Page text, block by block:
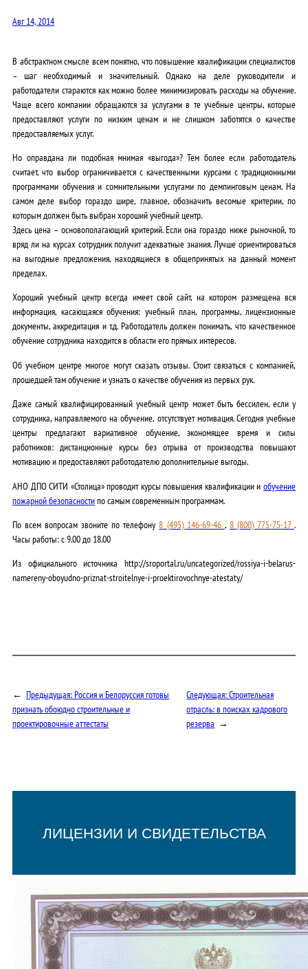
Авг 14, 2014
В абстрактном смысле всем понятно, что повышение квалификации специалистов
– шаг необходимый и значительный. Однако на деле руководители и
работодатели стараются как можно более минимизировать расходы на обучение.
Чаще всего компании обращаются за услугами в те учебные центры, которые
предоставляют услуги по низким ценам и не слишком заботятся о качестве
предоставляемых услуг.
Но оправдана ли подобная мнимая «выгода»? Тем более если работодатель
считает, что выбор ограничивается с качественными курсами с традиционными
программами обучения и сомнительными услугами по демпинговым ценам. На
самом деле выбор гораздо шире, главное, обозначить весомые критерии, по
которым должен быть выбран хороший учебный центр.
Здесь цена – основополагающий критерий. Если она гораздо ниже рыночной, то
вряд ли на курсах сотрудник получит адекватные знания. Лучше ориентироваться
на выгодные предложения, находящиеся в общепринятых на данный момент
пределах.
Хороший учебный центр всегда имеет свой сайт, на котором размещена вся
информация, касающаяся обучения: учебный план, программы, лицензионные
документы, аккредитация и т.д. Работодатель должен понимать, что качественное
обучение сотрудника находится в области его прямых интересов.
Об учебном центре многое могут сказать отзывы. Стоит связаться с компанией,
прошедшей там обучение и узнать о качестве обучения из первых рук.
Даже самый квалифицированный учебный центр может быть бессилен, если у
сотрудника, направляемого на обучение, отсутствует мотивация. Сегодня учебные
центры предлагают вариативное обучение, экономящее время и силы
работников: дистанционные курсы без отрыва от производства повышают
мотивацию и предоставляют работодателю дополнительные выгоды.
АНО ДПО СИТИ «Столица» проводит курсы повышения квалификации и обучение
пожарной безопасностипо самым современным программам.
По всем вопросам звоните по телефону8 (495) 146-69-46 , 8 (800) 775-75-17 .
Часы работы: c 9.00 до 18.00
Из официального источника http://sroportal.ru/uncategorized/rossiya-i-belarus-
namereny-oboyudno-priznat-stroitelnye-i-proektirovochnye-atestaty/
← Предыдущая:Россия и Белоруссия готовы
признать обоюдно строительные и
проектировочные аттестаты
Следующая:Строительная
отрасль: в поисках кадрового
резерва →
ЛИЦЕНЗИИ И СВИДЕТЕЛЬСТВА